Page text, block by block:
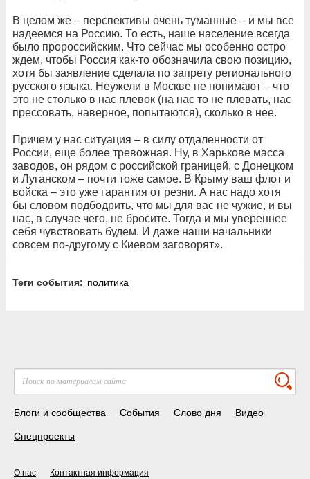
В целом же – перспективы очень туманные – и мы все
надеемся на Россию. То есть, наше население всегда
было пророссийским. Что сейчас мы особенно остро
ждем, чтобы Россия как-то обозначила свою позицию,
хотя бы заявление сделала по запрету регионального
русского языка. Неужели в Москве не понимают – что
это не столько в нас плевок (на нас то не плевать, нас
прессовать, наверное, попытаются), сколько в нее.
Причем у нас ситуация – в силу отдаленности от
России, еще более тревожная. Ну, в Харькове масса
заводов, он рядом с российской границей, с Донецком
и Луганском – почти тоже самое. В Крыму ваш флот и
войска – это уже гарантия от резни. А нас надо хотя
бы словом подбодрить, что мы для вас не чужие, и вы
нас, в случае чего, не бросите. Тогда и мы увереннее
себя чувствовать будем. И даже наши начальники
совсем по-другому с Киевом заговорят».
Теги события: политика
Блоги и сообщества События Слово дня Видео
Спецпроекты
О нас Контактная информация